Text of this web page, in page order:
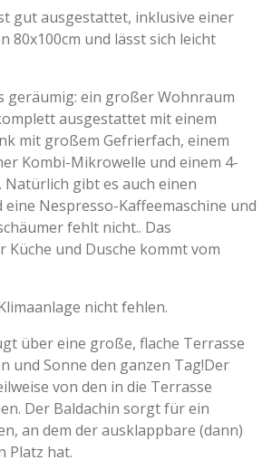
gut ausgestattet, inklusive einer
80x100cm und lässt sich leicht
geräumig: ein großer Wohnraum
ausgestattet mit einem
mit großem Gefrierfach, einem
Kombi-Mikrowelle und einem 4-
Natürlich gibt es auch einen
Nespresso-Kaffeemaschine und
fehlt nicht.. Das
Küche und Dusche kommt vom
nicht fehlen.
über eine große, flache Terrasse
und Sonne den ganzen Tag!Der
von den in die Terrasse
Der Baldachin sorgt für ein
an dem der ausklappbare (dann)
Platz hat.